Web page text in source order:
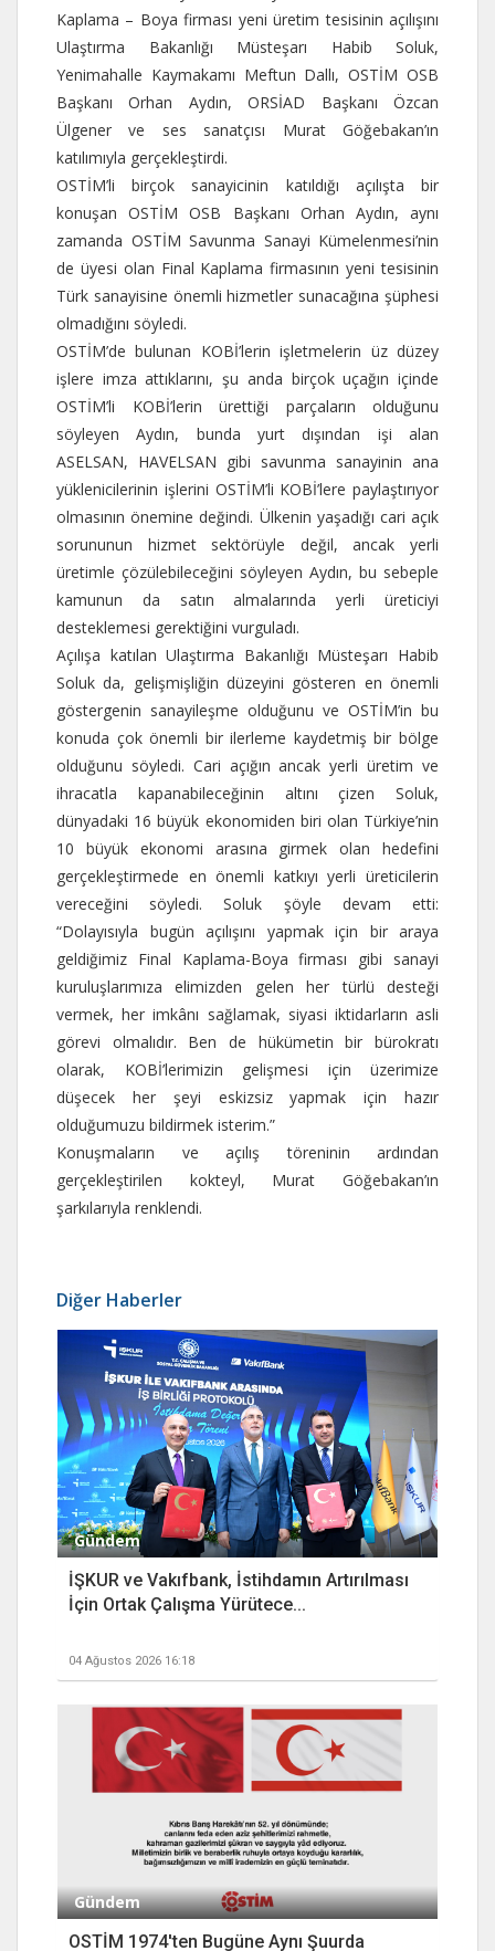
Kaplama – Boya firması yeni üretim tesisinin açılışını
Ulaştırma Bakanlığı Müsteşarı Habib Soluk,
Yenimahalle Kaymakamı Meftun Dallı, OSTİM OSB
Başkanı Orhan Aydın, ORSİAD Başkanı Özcan
Ülgener ve ses sanatçısı Murat Göğebakan’ın
katılımıyla gerçekleştirdi.
OSTİM’li birçok sanayicinin katıldığı açılışta bir
konuşan OSTİM OSB Başkanı Orhan Aydın, aynı
zamanda OSTİM Savunma Sanayi Kümelenmesi’nin
de üyesi olan Final Kaplama firmasının yeni tesisinin
Türk sanayisine önemli hizmetler sunacağına şüphesi
olmadığını söyledi.
OSTİM’de bulunan KOBİ’lerin işletmelerin üz düzey
işlere imza attıklarını, şu anda birçok uçağın içinde
OSTİM’li KOBİ’lerin ürettiği parçaların olduğunu
söyleyen Aydın, bunda yurt dışından işi alan
ASELSAN, HAVELSAN gibi savunma sanayinin ana
yüklenicilerinin işlerini OSTİM’li KOBİ’lere paylaştırıyor
olmasının önemine değindi. Ülkenin yaşadığı cari açık
sorununun hizmet sektörüyle değil, ancak yerli
üretimle çözülebileceğini söyleyen Aydın, bu sebeple
kamunun da satın almalarında yerli üreticiyi
desteklemesi gerektiğini vurguladı.
Açılışa katılan Ulaştırma Bakanlığı Müsteşarı Habib
Soluk da, gelişmişliğin düzeyini gösteren en önemli
göstergenin sanayileşme olduğunu ve OSTİM’in bu
konuda çok önemli bir ilerleme kaydetmiş bir bölge
olduğunu söyledi. Cari açığın ancak yerli üretim ve
ihracatla kapanabileceğinin altını çizen Soluk,
dünyadaki 16 büyük ekonomiden biri olan Türkiye’nin
10 büyük ekonomi arasına girmek olan hedefini
gerçekleştirmede en önemli katkıyı yerli üreticilerin
vereceğini söyledi. Soluk şöyle devam etti:
“Dolayısıyla bugün açılışını yapmak için bir araya
geldiğimiz Final Kaplama-Boya firması gibi sanayi
kuruluşlarımıza elimizden gelen her türlü desteği
vermek, her imkânı sağlamak, siyasi iktidarların asli
görevi olmalıdır. Ben de hükümetin bir bürokratı
olarak, KOBİ’lerimizin gelişmesi için üzerimize
düşecek her şeyi eskizsiz yapmak için hazır
olduğumuzu bildirmek isterim.”
Konuşmaların ve açılış töreninin ardından
gerçekleştirilen kokteyl, Murat Göğebakan’ın
şarkılarıyla renklendi.
Diğer Haberler
Gündem
İŞKUR ve Vakıfbank, İstihdamın Artırılması
İçin Ortak Çalışma Yürütece...
04 Ağustos 2026 16:18
Gündem
OSTİM 1974'ten Bugüne Aynı Şuurda